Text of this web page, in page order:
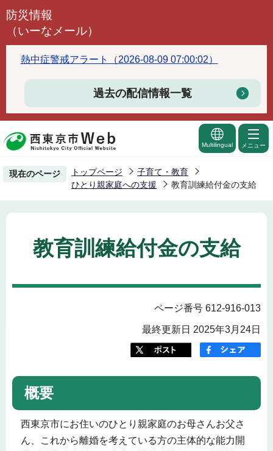
こ
頭
で
防災情報
（いーなメール）
熱中症警戒アラート（2026-08-09 07:00:02）
過去の配信情報一覧
Multilingual メニュー
現在のページ トップページ
子育て・教育
ひとり親家庭への支援
教育訓練給付金の支給
教育訓練給付金の支給
ページ番号 612-916-013
最終更新日 2025年3月24日
概要
西東京市にお住いのひとり親家庭のお母さんお父さ
ん、これから離婚を考えている方の主体的な能力開